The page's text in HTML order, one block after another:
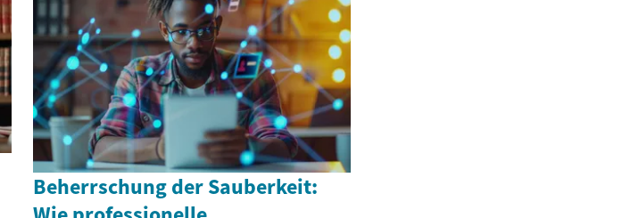
Beherrschung der Sauberkeit: